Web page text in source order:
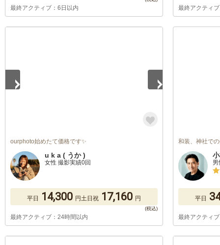
最終アクティブ：6日以内 最終アクティ
ourphoto始めたて価格です✨
u k a ( うか )
女性 撮影実績0回
平日 14,300 円土日祝 17,160 円
最終アクティブ：24時間以内
和装、神社で
男
平日
最終アクティ